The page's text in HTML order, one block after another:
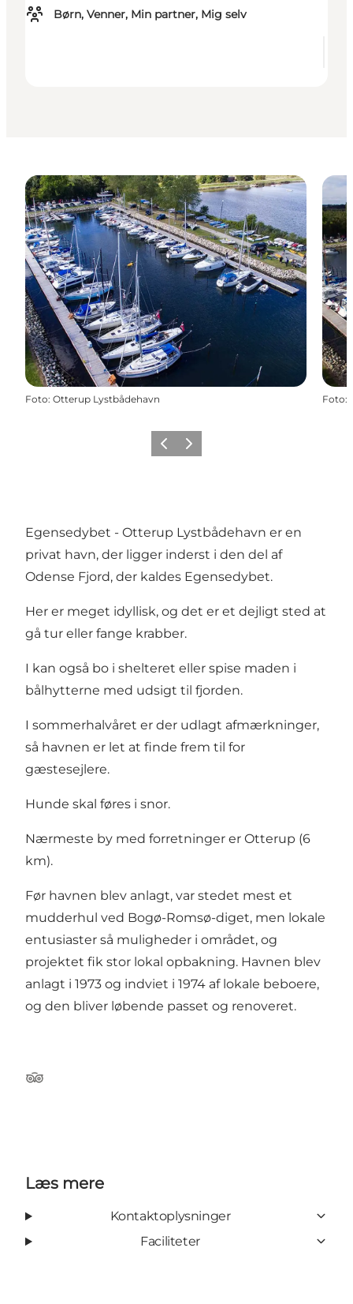
Børn, Venner, Min partner, Mig selv
Foto: Otterup Lystbådehavn Foto:
ForrigeNæste
Egensedybet - Otterup Lystbådehavn er en
privat havn, der ligger inderst i den del af
Odense Fjord, der kaldes Egensedybet.
Her er meget idyllisk, og det er et dejligt sted at
gå tur eller fange krabber.
I kan også bo i shelteret eller spise maden i
bålhytterne med udsigt til fjorden.
I sommerhalvåret er der udlagt afmærkninger,
så havnen er let at finde frem til for
gæstesejlere.
Hunde skal føres i snor.
Nærmeste by med forretninger er Otterup (6
km).
Før havnen blev anlagt, var stedet mest et
mudderhul ved Bogø-Romsø-diget, men lokale
entusiaster så muligheder i området, og
projektet fik stor lokal opbakning. Havnen blev
anlagt i 1973 og indviet i 1974 af lokale beboere,
og den bliver løbende passet og renoveret.
Tripadvisor
Læs mere
Kontaktoplysninger
Faciliteter